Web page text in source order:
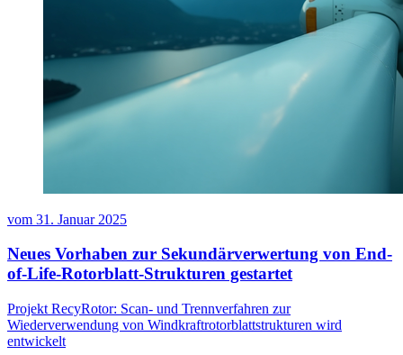
vom 31. Januar 2025
Neues Vorhaben zur Sekundärverwertung von End-
of-Life-Rotorblatt-Strukturen gestartet
Projekt RecyRotor: Scan- und Trennverfahren zur
Wiederverwendung von Windkraftrotorblattstrukturen wird
entwickelt